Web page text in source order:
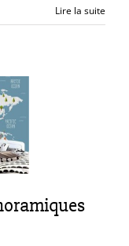
Lire la suite